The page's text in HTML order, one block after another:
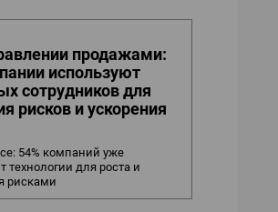
продажами:
используют
сотрудников для
рисков и ускорения
54% компаний уже
технологии для роста и
рисками